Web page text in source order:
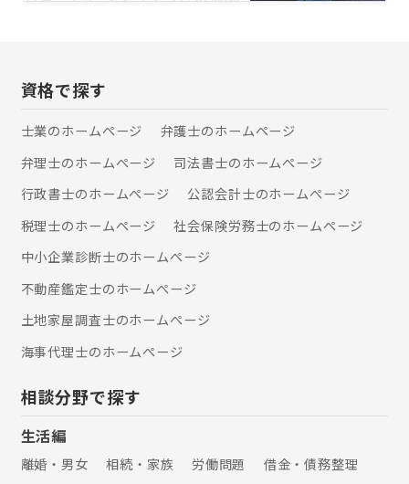
資格で探す
士業のホームぺージ
弁護士のホームぺージ
弁理士のホームぺージ
司法書士のホームぺージ
行政書士のホームぺージ
公認会計士のホームぺージ
税理士のホームぺージ
社会保険労務士のホームぺージ
中小企業診断士のホームぺージ
不動産鑑定士のホームぺージ
土地家屋調査士のホームぺージ
海事代理士のホームぺージ
相談分野で探す
生活編
離婚・男女 相続・家族 労働問題
借金・債務整理